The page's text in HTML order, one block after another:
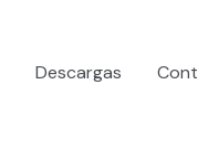
Descargas